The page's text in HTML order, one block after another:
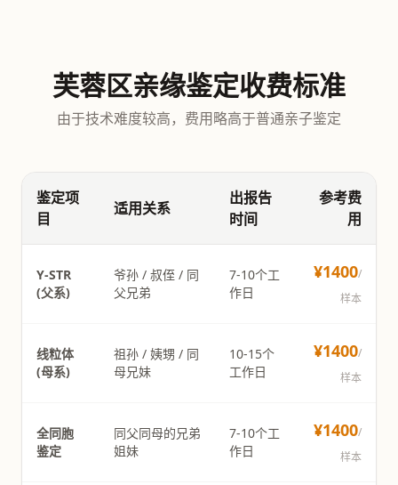
芙蓉区亲缘鉴定收费标准
由于技术难度较高，费用略高于普通亲子鉴定
鉴定项
目
适用关系
出报告
时间
参考费
用
Y-STR
(父系)
爷孙 / 叔侄 / 同
父兄弟
7-10个工
作日
¥1400/
样本
线粒体
(母系)
祖孙 / 姨甥 / 同
母兄妹
10-15个
工作日
¥1400/
样本
全同胞
鉴定
同父同母的兄弟
姐妹
7-10个工
作日
¥1400/
样本